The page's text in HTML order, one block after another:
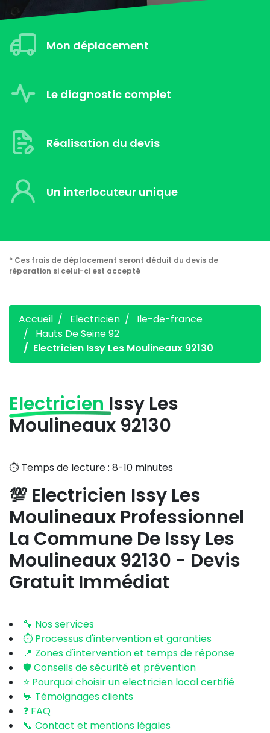
Mon déplacement
Le diagnostic complet
Réalisation du devis
Un interlocuteur unique
* Ces frais de déplacement seront déduit du devis de
réparation si celui-ci est accepté
Accueil Electricien
Ile-de-france
Hauts De Seine 92
Electricien Issy Les Moulineaux 92130
Electricien Issy Les
Moulineaux 92130
⏱️ Temps de lecture : 8-10 minutes
💯 Electricien Issy Les
Moulineaux Professionnel
La Commune De Issy Les
Moulineaux 92130 - Devis
Gratuit Immédiat
🔧 Nos services
⏱️ Processus d'intervention et garanties
📍 Zones d'intervention et temps de réponse
🛡️ Conseils de sécurité et prévention
⭐ Pourquoi choisir un electricien local certifié
💬 Témoignages clients
❓ FAQ
📞 Contact et mentions légales